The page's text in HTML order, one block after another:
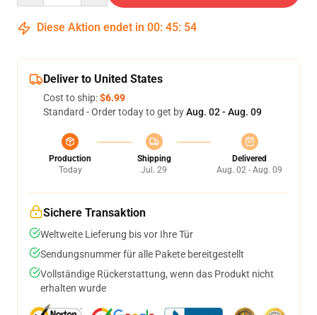
Diese Aktion endet in 00: 45: 54
Deliver to United States
Cost to ship:$6.99
Standard - Order today to get byAug. 02 - Aug. 09
Production
Today
Shipping
Jul. 29
Delivered
Aug. 02 - Aug. 09
Sichere Transaktion
Weltweite Lieferung bis vor Ihre Tür
Sendungsnummer für alle Pakete bereitgestellt
Vollständige Rückerstattung, wenn das Produkt nicht
erhalten wurde